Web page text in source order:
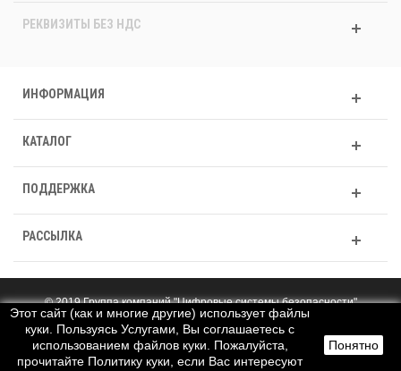
РЕКВИЗИТЫ БЕЗ НДС
ИНФОРМАЦИЯ
КАТАЛОГ
ПОДДЕРЖКА
РАССЫЛКА
Этот сайт (как и многие другие) использует файлы
куки. Пользуясь Услугами, Вы соглашаетесь с
использованием файлов куки. Пожалуйста,
прочитайте Политику куки, если Вас интересуют
Понятно
© 2019 Группа компаний "Цифровые системы безопасности"
Полная версия